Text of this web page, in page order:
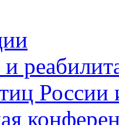
России